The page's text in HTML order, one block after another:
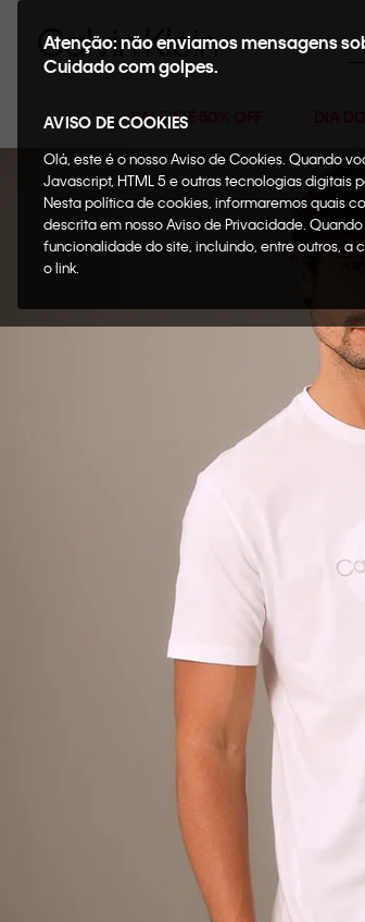
SALE ATÉ 50% OFF
Atenção: não enviamos mensagens
Cuidado com golpes.
AVISO DE COOKIES
Olá, este é o nosso Aviso de Cookies. Quando
Javascript, HTML 5 e outras tecnologias
Nesta política de cookies, informaremos quais
descrita em nosso Aviso de Privacidade.
funcionalidade do site, incluindo, entre outros,
o link.